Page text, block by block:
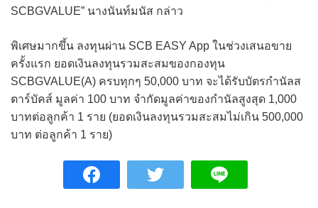
SCBGVALUE” นางนันท์มนัส กล่าว
พิเศษมากขึ้น ลงทุนผ่าน SCB EASY App ในช่วงเสนอขาย
ครั้งแรก ยอดเงินลงทุนรวมสะสมของกองทุน
SCBGVALUE(A) ครบทุกๆ 50,000 บาท จะได้รับบัตรกำนัลส
ตาร์บัคส์ มูลค่า 100 บาท จำกัดมูลค่าของกำนัลสูงสุด 1,000
บาทต่อลูกค้า 1 ราย (ยอดเงินลงทุนรวมสะสมไม่เกิน 500,000
บาท ต่อลูกค้า 1 ราย)